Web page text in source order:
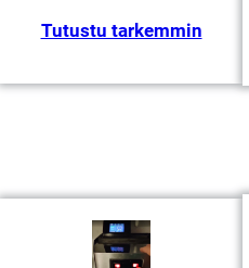
Tutustu tarkemmin